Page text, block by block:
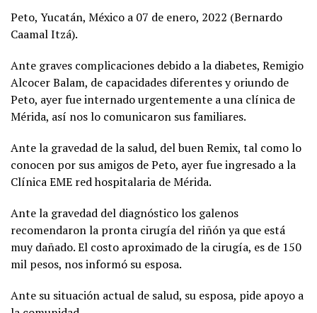
Peto, Yucatán, México a 07 de enero, 2022 (Bernardo
Caamal Itzá).
Ante graves complicaciones debido a la diabetes, Remigio
Alcocer Balam, de capacidades diferentes y oriundo de
Peto, ayer fue internado urgentemente a una clínica de
Mérida, así nos lo comunicaron sus familiares.
Ante la gravedad de la salud, del buen Remix, tal como lo
conocen por sus amigos de Peto, ayer fue ingresado a la
Clínica EME red hospitalaria de Mérida.
Ante la gravedad del diagnóstico los galenos
recomendaron la pronta cirugía del riñón ya que está
muy dañado. El costo aproximado de la cirugía, es de 150
mil pesos, nos informó su esposa.
Ante su situación actual de salud, su esposa, pide apoyo a